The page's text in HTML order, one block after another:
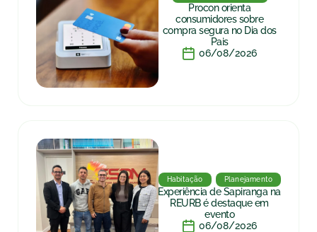
Procon orienta
consumidores sobre
compra segura no Dia dos
Pais
06/08/2026
Habitação Planejamento
Experiência de Sapiranga na
REURB é destaque em
evento
06/08/2026